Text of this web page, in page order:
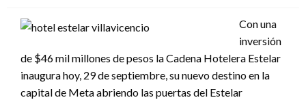
Con una
inversión
de $46 mil millones de pesos la Cadena Hotelera Estelar
inaugura hoy, 29 de septiembre, su nuevo destino en la
capital de Meta abriendo las puertas del Estelar